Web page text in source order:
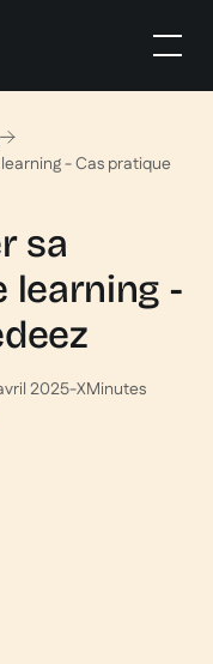
- Cas pratique
sa
learning -
2025-XMinutes